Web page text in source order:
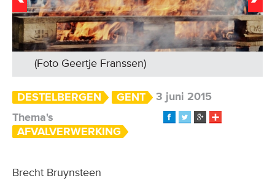
(Foto Geertje Franssen)
DESTELBERGEN GENT
3 juni 2015
Thema's
AFVALVERWERKING
Brecht Bruynsteen